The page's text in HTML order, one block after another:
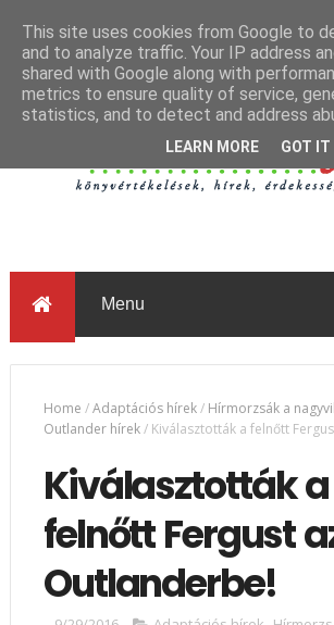
Home /Adaptációs hírek/ Hírmorzsák a
Outlander hírek/ Kiválasztották a felnőtt
Kiválasztották a
felnőtt Fergust
Outlanderbe!
This site uses cookies from Google to
and to analyze traffic. Your IP address
shared with Google along with
metrics to ensure quality of service,
statistics, and to detect and address
LEARN MORE GOT IT